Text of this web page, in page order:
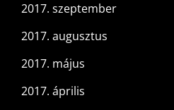
2017. szeptember
2017. augusztus
2017. május
2017. április